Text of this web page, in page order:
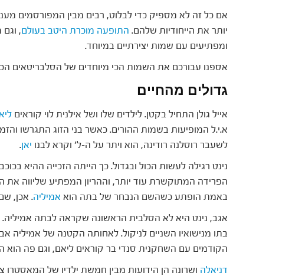
אם כל זה לא מספיק כדי לבלוט, רבים מבין המפורסמים
יותר את הייחודיות שלהם. התופעה מוכרת היטב בעולם,
ומפתיעים עם שמות יצירתיים במיוחד.
אספנו עבורכם את השמות הכי מיוחדים של הסלבריטאים
גדולים מהחיים
אייל גולן התחיל בקטן. לילדים שלו ושל אילנית לוי קוראים
א.י.ל המופיעות בשמות ההורים. כאשר בני הזוג התגרשו
לשעבר רוסלנה רודינה, הוא ויתר על ה-ל' וקרא לבנו יאן.
נינט רגילה לעשות הכול ובגדול. כך הייתה הזכייה ההיא
הפרידה המתוקשרת עוד יותר, וההריון המפתיע שליווה את
באמת הופתע כשהשם הנבחר של בתה הוא אמיליה. אכן,
אגב, נינט היא לא הסלבית הראשונה שקראה לבתה
בתו מנישואיו השניים לניקול. לאחותה הקטנה של אמיליה
הקודמים עם השחקנית סנדי בר קוראים ליאם, וגם פה הוא
דניאלה ושרונה הן הידועות מבין חמשת ילדיו של המאסטרו